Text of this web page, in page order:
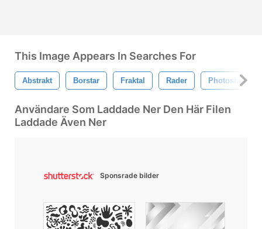
This Image Appears In Searches For
Abstrakt Borstar Fraktal Rader Photoshop
Användare Som Laddade Ner Den Här Filen
Laddade Även Ner
Sponsrade bilder